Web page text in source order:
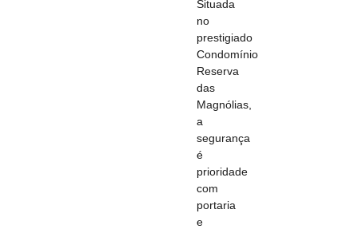
Situada
no
prestigiado
Condomínio
Reserva
das
Magnólias,
a
segurança
é
prioridade
com
portaria
e